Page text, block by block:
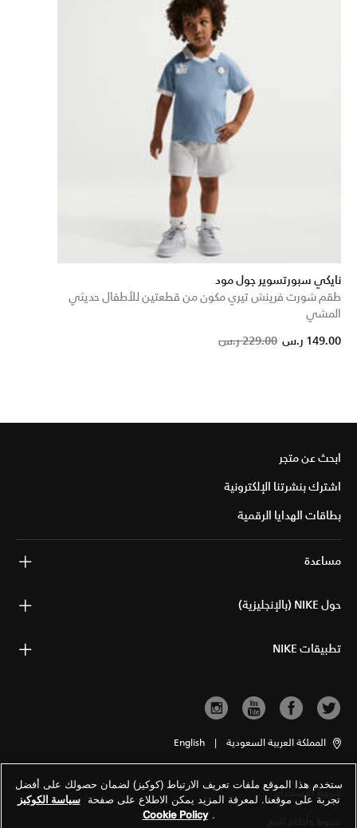
نايكي سبورتسوير جول مود
طقم شورت فرينش تيري مكون من قطعتين للأطفال حديثي
المشي
Price reduced from
229.00 ر.س 149.00 ر.س
ابحث عن متجر
اشترك بنشرتنا الإلكترونية
بطاقات الهدايا الرقمية
مساعدة
حول NIKE (بالإنجليزية)
تطبيقات NIKE
المملكة العربية السعودية |
English
شروط الاستخدام
ستخدم هذا الموقع ملفات تعريف الارتباط (كوكيز) لضمان حصولك على أفضل
تجربة على موقعنا. لمعرفة المزيد يمكن الاطلاع على صفحة سياسة الكوكيز
.
Cookie Policy